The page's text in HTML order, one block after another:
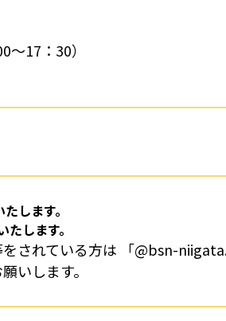
～17：30）
します。
します。
されている方は 「@bsn-
いします。